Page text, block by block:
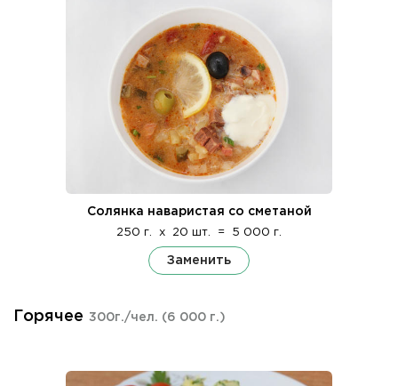
Солянка наваристая со сметаной
250 г. x 20 шт. = 5 000 г.
Заменить
Горячее 300г./чел. (6 000 г.)